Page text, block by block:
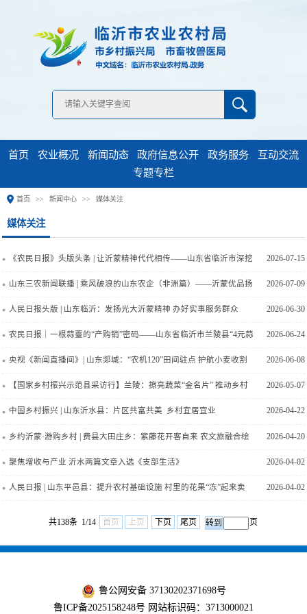
首页 农业概况 新闻动态 政府信息公开 政务服务
互动交流
专题专栏
首页 新闻中心 媒体关注
2026-07-15
《农民日报》头版头条 | 让沂蒙精神代代相传——山东省临沂市深挖
红色基因厚积文明乡风 2026-07-09
山东三农新闻联播 | 乘风破浪的山东农企（非洲篇）——沂蒙优品扬
帆非洲 临沂农业出海再拓新版图 2026-06-30
人民日报头版 | 山东临沂：发扬光大沂蒙精神 办好实事服务群众
2026-06-24
农民日报｜一根蒜薹的“产购销”密码——山东省临沂市兰陵县“4元蒜
薹”逆势走强探秘 2026-06-08
央视《新闻直播间》| 山东郯城：“农机120”田间驻点 护航小麦收割
2026-05-07
【国家乡村振兴示范县采访行】兰陵：擦亮蔬菜“金名片” 推动乡村
全面振兴 2026-04-22
中国乡村振兴 | 山东沂水县：片区共富共美 乡村宜居宜业
2026-04-20
乡约沂蒙·游购乡村 | 费县大田庄乡：紫藤花开客自来 农文旅融合绘
新景 2026-04-02
聚焦增收与产业 沂水两篇文章入选《支部生活》
2026-04-02
人民日报 | 山东平邑县：提升农村基础设施 村里的花果“冻”起来卖
共138条 1/14 首页 上页 下页 尾页 页
鲁公网安备 37130202371698号
鲁ICP备2025158248号 网站标识码：3713000021